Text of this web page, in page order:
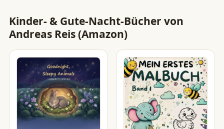
Kinder- & Gute-Nacht-Bücher von
Andreas Reis (Amazon)